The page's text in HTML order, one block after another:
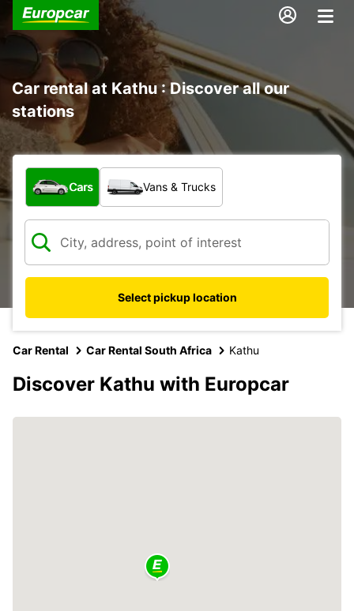
Car rental at Kathu : Discover all our
stations
What type of vehicle?
Cars Vans & Trucks
Select pickup location
Car Rental Car Rental South Africa Kathu
Discover Kathu with Europcar